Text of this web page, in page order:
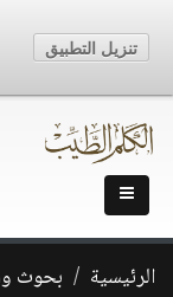
الرئيسية بحوث
تنزيل التطبيق